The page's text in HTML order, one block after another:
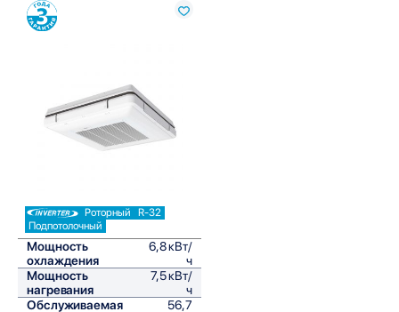
Сравнить
Роторный
R-32
Подпотолочный
Мощность
охлаждения
6,8 кВт/
ч
Мощность
нагревания
7,5 кВт/
ч
Обслуживаемая
56,7